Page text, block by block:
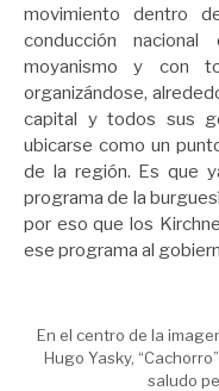
movimiento dentro
conducción
moyanismo y con
organizándose,
capital y todos sus
ubicarse como un
de la región. Es que
programa de la
por eso que los
ese programa al
En el centro de la
Hugo Yasky,
saludo